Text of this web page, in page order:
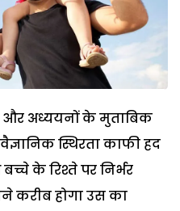
अध्ययनों के मुताबिक
स्थिरता काफी हद
के रिश्ते पर निर्भर
करीब होगा उस का